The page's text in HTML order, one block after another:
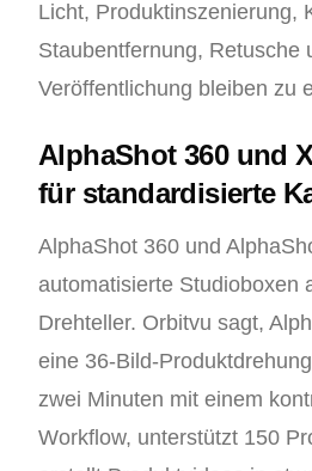
Licht, Produktinszenierung,
Staubentfernung, Retusche
Veröffentlichung bleiben zu
AlphaShot 360 und
für standardisierte
AlphaShot 360 und
automatisierte Studioboxen
Drehteller. Orbitvu sagt,
eine 36-Bild-
zwei Minuten mit einem
Workflow, unterstützt 150